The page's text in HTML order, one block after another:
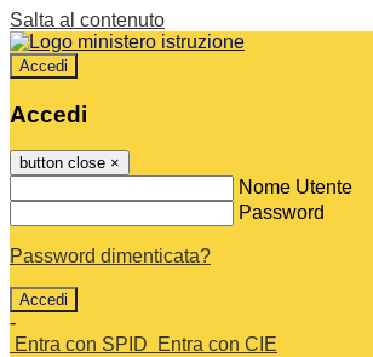
Salta al contenuto
Accedi
Accedi
button close ×
Nome Utente
Password
Password dimenticata?
-
Entra con SPID
Entra con CIE